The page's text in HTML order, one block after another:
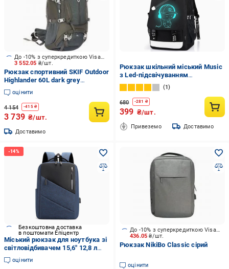
3 552.05 ₴/шт.
До -10% з суперкредиткою Visa Вигода
Рюкзак спортивний SKIF Outdoor
Highlander 60L dark grey
(389.04.39)
оцінити
4 154 -415₴
3 739 ₴/шт.
Доставимо
Рюкзак шкільний міський Music
з Led-підсвічуванням
водостійкий (2571052107)
1
680 -281 ₴
399 ₴/шт.
Привеземо Доставимо
Безкоштовна доставка
в поштомати Епіцентр
Міський рюкзак для ноутбука зі
світловідбивачем 15,6" 12,8 л
46х30х14 см Синій (СР-4420-2)
оцінити
436.05₴/шт.
До -10% з суперкредиткою Visa Вигода
Рюкзак NikiBo Classic сірий
оцінити